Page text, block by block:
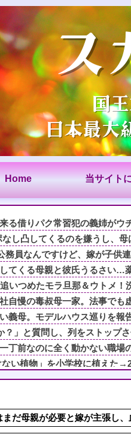
Home 当サイト
る借りパク常習犯の義姉がウ
し凸してくるのを嫌うし、母
務員なんですけど、嫁が子供
てくる母親と彼氏うるさい…
いつめたモラ旦那＆ウトメ！
自慢の毒叔母一家。法事でも
義母。モデルハウス巡りを報
？」と質問し、列をストップ
丁前なのに全く動かない職場
ない植物」を小学校に植えた
い！嫁が義妹旦那とフリンし
務員なんですけど、嫁が子供
孫手作りの湯のみを用意。ト
だ母親が必要と嫁が主張し